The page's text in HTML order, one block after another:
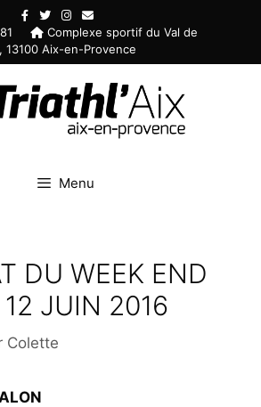
Complexe sportif du Val de
13100 Aix-en-Provence
Menu
DU WEEK END
12 JUIN 2016
Colette